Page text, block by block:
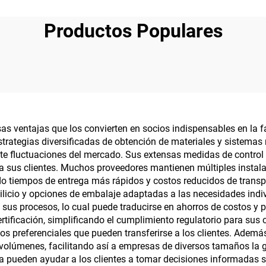
Productos Populares
ventajas que los convierten en socios indispensables en la
diversificadas de obtención de materiales y
fluctuaciones del mercado. Sus extensas medidas de
sus clientes. Muchos proveedores mantienen múltiples
tiempos de entrega más rápidos y costos reducidos de
y opciones de embalaje adaptadas a las necesidades
procesos, lo cual puede traducirse en ahorros de costos y
simplificando el cumplimiento regulatorio para sus
preferenciales que pueden transferirse a los clientes.
facilitando así a empresas de diversos tamaños
pueden ayudar a los clientes a tomar decisiones informadas